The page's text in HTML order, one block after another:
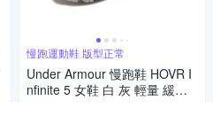
慢跑運動鞋 版型正常
Under Armour 慢跑鞋 HOVR I
nfinite 5 女鞋 白 灰 輕量 緩震